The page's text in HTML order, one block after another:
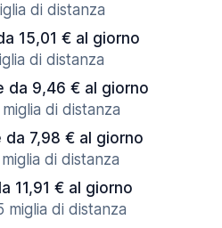
di distanza
15,01 € al giorno
di distanza
da 9,46 € al giorno
di distanza
da 7,98 € al giorno
di distanza
11,91 € al giorno
di distanza